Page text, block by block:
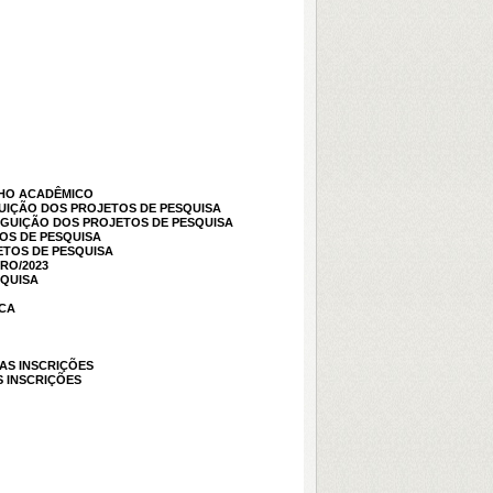
ACADÊMICO
DOS PROJETOS DE PESQUISA
DOS PROJETOS DE PESQUISA
DE PESQUISA
DE PESQUISA
2023
INSCRIÇÕES
INSCRIÇÕES